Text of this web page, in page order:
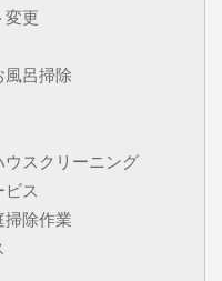
変更
呂掃除
スクリーニング
ス
除作業